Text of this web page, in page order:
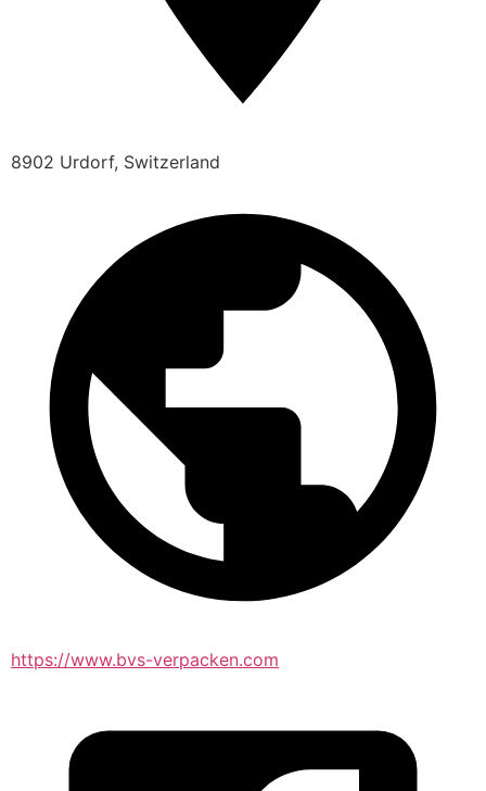
8902 Urdorf, Switzerland
https://www.bvs-verpacken.com